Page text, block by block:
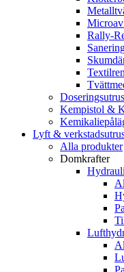
Rally-
Kempistol &
Lyft &
Alla produkter
Domkrafter